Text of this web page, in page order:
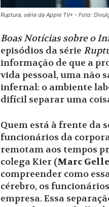
Ruptura, série da Apple TV+ - Foto:
Boas Notícias sobre o
episódios da série
informação de que a
vida pessoal, uma não
infernal: o ambiente
difícil separar uma
Quem está à frente da
funcionários da
remotam aos tempos
colega Kier (Marc
compreender como
cérebro, os
empresa. Essa